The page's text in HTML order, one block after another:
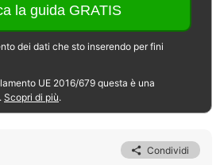
dei dati che sto inserendo per fini
UE 2016/679 questa è una
Scopri di più.
Condividi